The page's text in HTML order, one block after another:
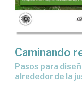
Caminando
pasos para diseñar proyectos transformadores
alrededor de la